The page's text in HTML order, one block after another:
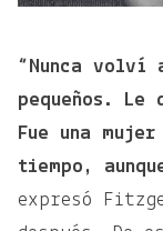
“Nunca volví
pequeños. Le
Fue una
tiempo,
expresó